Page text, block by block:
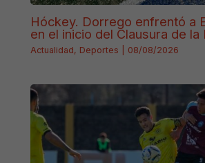
Hóckey. Dorrego enfrentó a
en el inicio del Clausura de la
Actualidad, Deportes 08/08/2026